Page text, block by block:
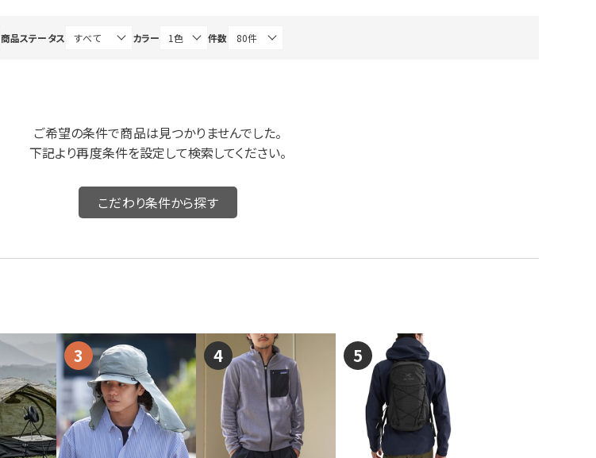
商品ステータス カラー 件数
ご希望の条件で商品は見つかりませんでした。
下記より再度条件を設定して検索してください。
こだわり条件から探す
3 4 5